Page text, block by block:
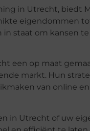
in Utrecht, biedt
eigendommen
staat om kansen
een op maat
markt. Hun
van online
in Utrecht of uw